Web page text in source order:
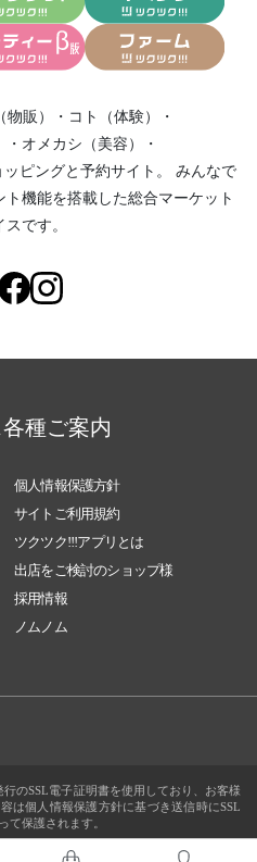
物販） ・ コト（体験）
・
・ オメカシ（美容）
・
ピングと予約サイト。
みんなで
ト機能を搭載した総合マーケット
スです。
種ご案内
個人情報保護方針
サイトご利用規約
ツクツク!!!アプリとは
出店をご検討のショップ様
採用情報
ノムノム
行のSSL電子証明書を使用しており、お客様
は個人情報保護方針に基づき送信時にSSL
て保護されます。